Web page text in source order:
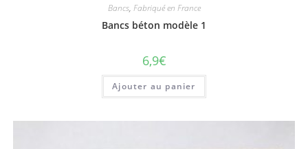
Bancs, Fabriqué en France
Bancs béton modèle 1
6,9€
Ajouter au panier